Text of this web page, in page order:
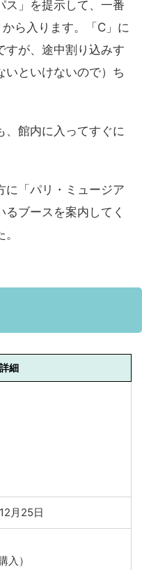
ス」を提示して、一番
ら入ります。「C」に
すが、途中割り込みす
いといけないので）ち
、館内に入ってすぐに
に「パリ・ミュージア
ブースを案内してく
詳細
月25日
入）